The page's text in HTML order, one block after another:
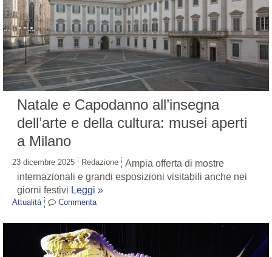
Natale e Capodanno all’insegna
dell’arte e della cultura: musei aperti
a Milano
23 dicembre 2025 Redazione
Ampia offerta di mostre
internazionali e grandi esposizioni visitabili anche nei
giorni festivi Leggi »
Attualità Commenta